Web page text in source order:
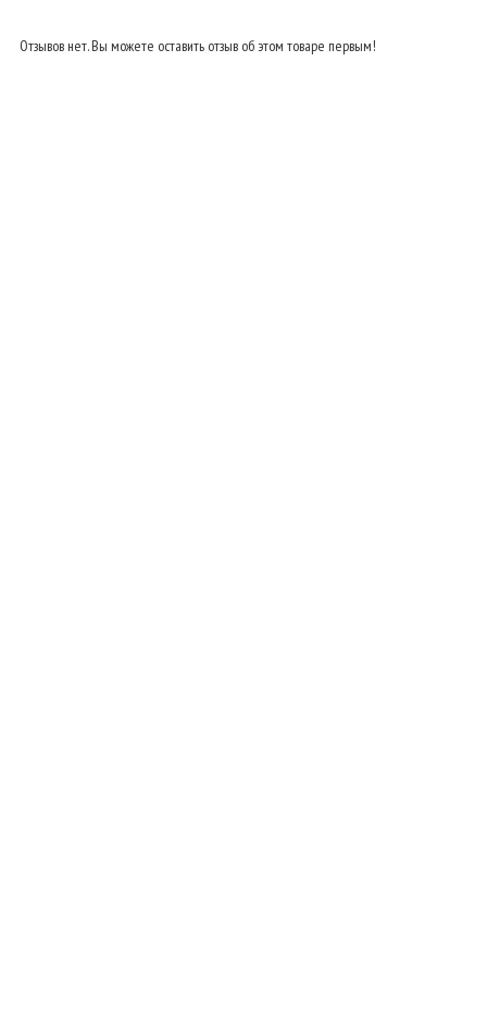
Отзывов нет. Вы можете оставить отзыв об этом товаре первым!